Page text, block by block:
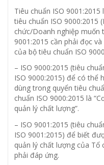
Tiêu chuẩn ISO
tiêu chuẩn ISO 9000:2015
chức/Doanh nghiệp muốn
9001:2015 cần phải đọc
của bộ tiêu chuẩn ISO
– ISO 9000:2015 (tiêu
ISO 9000:2015) để có thể
dùng trong quyển tiêu
chuẩn ISO 9000:2015 là
quản lý chất lượng”.
– ISO 9001:2015 (tiêu
ISO 9001:2015) để biết
quản lý chất lượng của Tổ
phải đáp ứng.